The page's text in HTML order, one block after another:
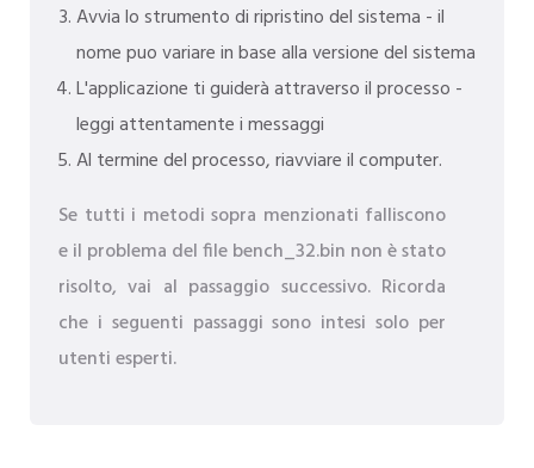
Avvia lo strumento di ripristino del sistema - il
nome puo variare in base alla versione del sistema
L'applicazione ti guiderà attraverso il processo -
leggi attentamente i messaggi
Al termine del processo, riavviare il computer.
Se tutti i metodi sopra menzionati falliscono
e il problema del file bench_32.bin non è stato
risolto, vai al passaggio successivo. Ricorda
che i seguenti passaggi sono intesi solo per
utenti esperti.